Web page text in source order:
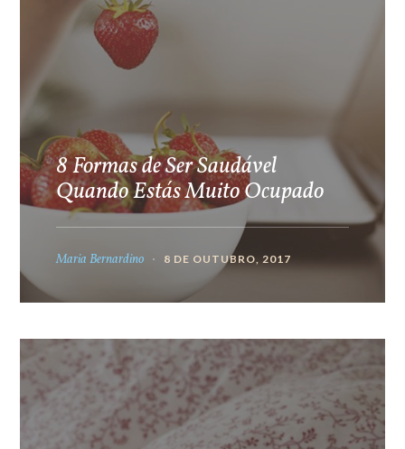
8 Formas de Ser Saudável
Quando Estás Muito Ocupado
Maria Bernardino 8 DE OUTUBRO, 2017